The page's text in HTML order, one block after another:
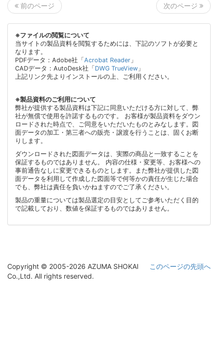
前のページ 次のページ
※ファイルの閲覧について
当サイトの製品資料を閲覧するためには、下記のソフトが必要と
なります。
PDFデータ：Adobe社「 Acrobat Reader 」
CADデータ：AutoDesk社「 DWG TrueView 」
上記リンク先よりインストールの上、ご利用ください。
※製品資料のご利用について
弊社が提供する製品資料は下記に同意いただける方に対して、弊
社が無償で使用を許諾するものです。 お客様が製品資料をダウン
ロードされた時点で、ご同意をいただいたものとみなします。図
面データの加工・第三者への販売・譲渡を行うことは、固くお断
りします。
ダウンロードされた図面データは、実際の商品と一致することを
保証するものではありません。 内容の仕様・変更等、お客様への
事前通告なしに変更できるものとします。また弊社が提供した図
面データを利用して作成した図面等で何等かの責任が生じた場合
でも、弊社は責任を負いかねますのでご了承ください。
製品の重量については製品選定の目安としてご参考いただく目的
で記載しており、数値を保証するものではありません。
このページの先頭へ
Copyright © 2005-2026 AZUMA SHOKAI
Co.,Ltd. All rights reserved.